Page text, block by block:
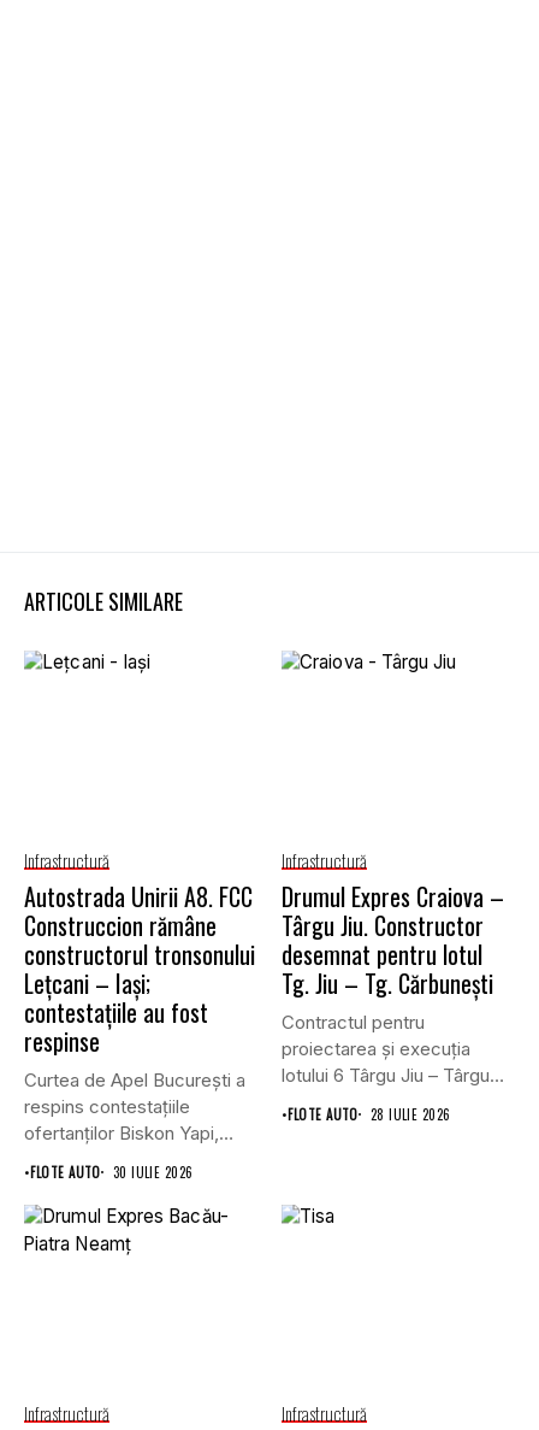
ARTICOLE SIMILARE
Infrastructură
Autostrada Unirii A8. FCC
Construccion rămâne
constructorul tronsonului
Lețcani – Iași;
contestațiile au fost
respinse
Curtea de Apel București a
respins contestațiile
ofertanților Biskon Yapi,
Straco și...
•FLOTE AUTO 30 IULIE 2026
Infrastructură
Drumul Expres Craiova –
Târgu Jiu. Constructor
desemnat pentru lotul
Tg. Jiu – Tg. Cărbunești
Contractul pentru
proiectarea și execuția
lotului 6 Târgu Jiu – Târgu
Cărbunești,...
•FLOTE AUTO 28 IULIE 2026
Infrastructură Infrastructură